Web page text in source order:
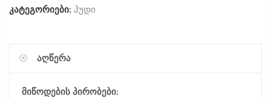
კატეგორიები: ჰუდი
ᲐᲦᲬᲔᲠᲐ
მიწოდების პირობები: